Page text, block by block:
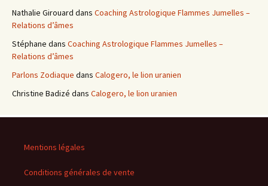
Nathalie Girouard dans Coaching Astrologique Flammes Jumelles –
Relations d’âmes
Stéphane dans Coaching Astrologique Flammes Jumelles –
Relations d’âmes
Parlons Zodiaque dans Calogero, le lion uranien
Christine Badizé dans Calogero, le lion uranien
Mentions légales
Conditions générales de vente